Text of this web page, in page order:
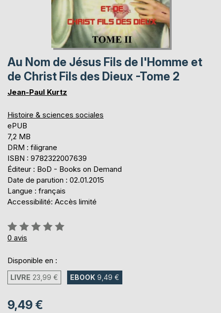
Au Nom de Jésus Fils de l'Homme et
de Christ Fils des Dieux -Tome 2
Jean-Paul Kurtz
Histoire & sciences sociales
ePUB
7,2 MB
DRM : filigrane
ISBN : 9782322007639
Éditeur : BoD - Books on Demand
Date de parution : 02.01.2015
Langue : français
Accessibilité: Accès limité
Évaluation:
0%
0 avis
Disponible en :
LIVRE 23,99 € EBOOK 9,49 €
9,49 €